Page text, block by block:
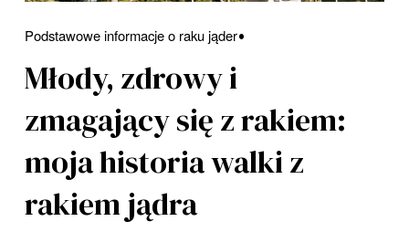
Podstawowe informacje o raku jąder
Młody, zdrowy i
zmagający się z rakiem:
moja historia walki z
rakiem jądra